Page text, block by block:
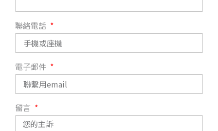
聯絡電話
電子郵件
留言